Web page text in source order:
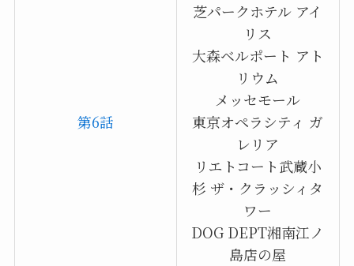
第6話
芝パークホテル アイ
リス
大森ベルポート アト
リウム
メッセモール
東京オペラシティ ガ
レリア
リエトコート武蔵小
杉 ザ・クラッシィタ
ワー
DOG DEPT湘南江ノ
島店の屋